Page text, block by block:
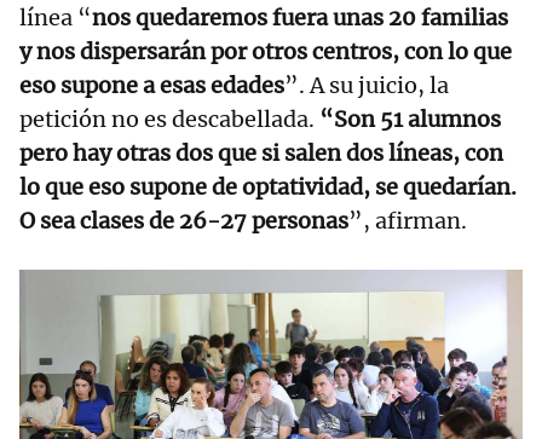
línea “nos quedaremos fuera unas 20 familias
y nos dispersarán por otros centros, con lo que
eso supone a esas edades”. A su juicio, la
petición no es descabellada. “Son 51 alumnos
pero hay otras dos que si salen dos líneas, con
lo que eso supone de optatividad, se quedarían.
O sea clases de 26-27 personas”, afirman.